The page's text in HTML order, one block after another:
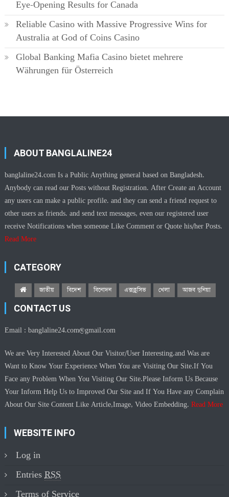
Eye-Opening Results for Canada
Reliable Casino with Massive Progressive Wins for
Australia at God of Coins Casino
Global Banking Mafia Casino bietet mehrere
Währungen für Österreich
ABOUT BANGLALINE24
banglaline24.com Is a Public Anything general based on Bangladesh.
Anybody can read our Posts without Registration. After Create an Account
any users can make a public profile. and they can send a friend request to
other users as friends. and send text messages, even our registered user
receive Notifications when someone Like Comment or Quote his/her Posts.
Read More
CATEGORY
জাতীয় বিদেশ বিনোদন এক্সক্লুসিভ খেলা আজব দুনিয়া
CONTACT US
Email :banglaline24.com@gmail.com
We are Very Interested About Our Visitor/User Interesting.and Was are
Want to Know Your Experience When You are Visiting Our Site.If You
Face any Problem When You Visiting Our Site.Please Inform Us Because
Your Inform Help Us to Improved Our Site and If You Have any Complain
About Our Site Content Like Article,Image, Video Embedding.Read More
WEBSITE INFO
Log in
EntriesRSS
Terms of Service